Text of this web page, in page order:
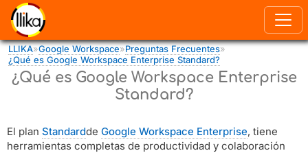
Pasar al contenido principal
Usted está aquí
LLIKA»Google Workspace»Preguntas Frecuentes»
¿Qué es Google Workspace Enterprise Standard?
¿Qué es Google Workspace Enterprise
Standard?
El plan Standardde Google Workspace Enterprise, tiene
herramientas completas de productividad y colaboración